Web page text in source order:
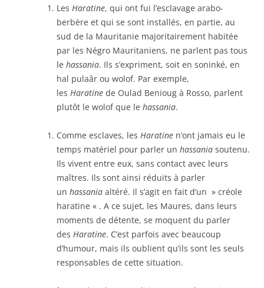
Les Haratine, qui ont fui l’esclavage arabo-
berbère et qui se sont installés, en partie, au
sud de la Mauritanie majoritairement habitée
par les Négro Mauritaniens, ne parlent pas tous
le hassania. Ils s’expriment, soit en soninké, en
hal pulaâr ou wolof. Par exemple,
les Haratine de Oulad Benioug à Rosso, parlent
plutôt le wolof que le hassania.
Comme esclaves, les Haratine n’ont jamais eu le
temps matériel pour parler un hassania soutenu.
Ils vivent entre eux, sans contact avec leurs
maîtres. Ils sont ainsi réduits à parler
un hassania altéré. Il s’agit en fait d’un » créole
haratine « . A ce sujet, les Maures, dans leurs
moments de détente, se moquent du parler
des Haratine. C’est parfois avec beaucoup
d’humour, mais ils oublient qu’ils sont les seuls
responsables de cette situation.